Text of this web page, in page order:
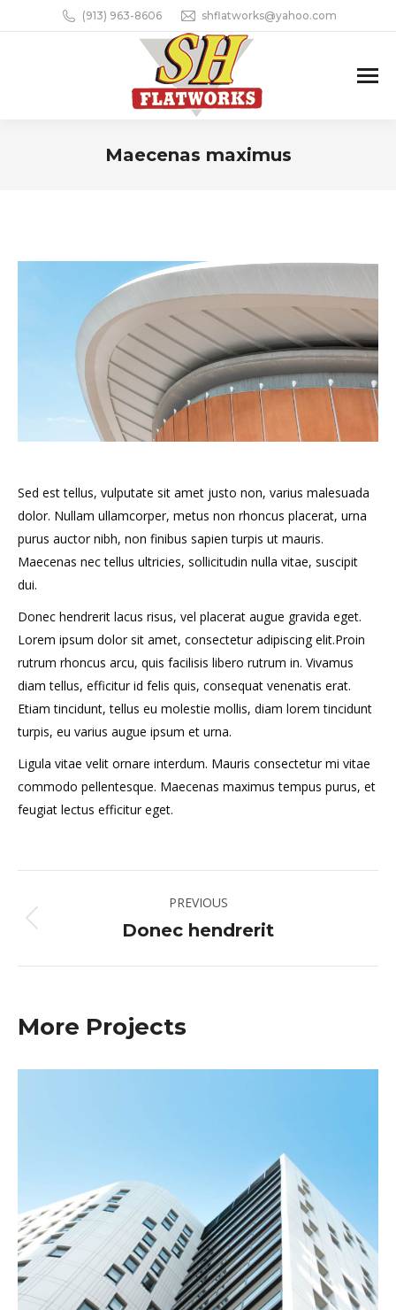
(913) 963-8606 shflatworks@yahoo.com
Maecenas maximus
Sed est tellus, vulputate sit amet justo non, varius malesuada
dolor. Nullam ullamcorper, metus non rhoncus placerat, urna
purus auctor nibh, non finibus sapien turpis ut mauris.
Maecenas nec tellus ultricies, sollicitudin nulla vitae, suscipit
dui.
Donec hendrerit lacus risus, vel placerat augue gravida eget.
Lorem ipsum dolor sit amet, consectetur adipiscing elit.Proin
rutrum rhoncus arcu, quis facilisis libero rutrum in. Vivamus
diam tellus, efficitur id felis quis, consequat venenatis erat.
Etiam tincidunt, tellus eu molestie mollis, diam lorem tincidunt
turpis, eu varius augue ipsum et urna.
Ligula vitae velit ornare interdum. Mauris consectetur mi vitae
commodo pellentesque. Maecenas maximus tempus purus, et
feugiat lectus efficitur eget.
navigation
PREVIOUS
Previous
Donec hendrerit
More Projects